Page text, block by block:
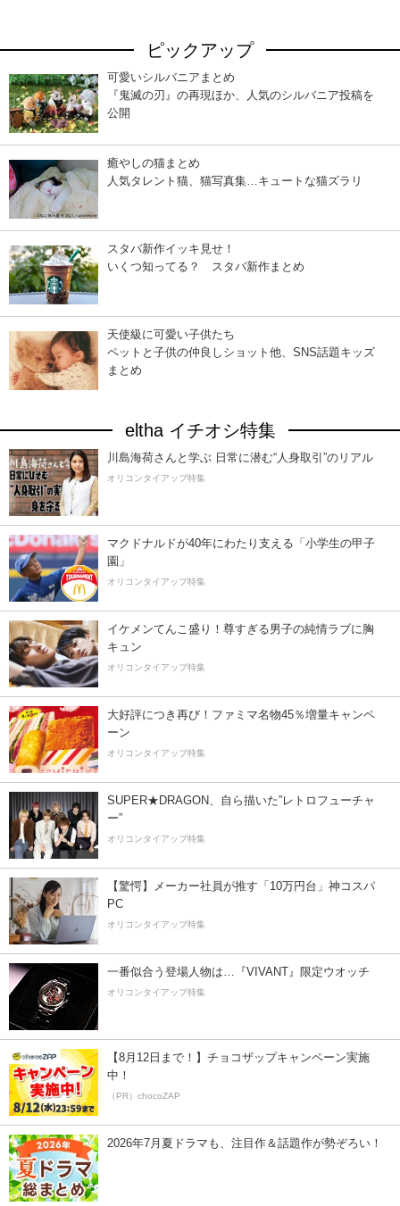
ピックアップ
可愛いシルバニアまとめ
『鬼滅の刃』の再現ほか、人気のシルバニア投稿を
公開
癒やしの猫まとめ
人気タレント猫、猫写真集…キュートな猫ズラリ
スタバ新作イッキ見せ！
いくつ知ってる？ スタバ新作まとめ
天使級に可愛い子供たち
ペットと子供の仲良しショット他、SNS話題キッズ
まとめ
eltha イチオシ特集
川島海荷さんと学ぶ 日常に潜む“人身取引”のリアル
オリコンタイアップ特集
マクドナルドが40年にわたり支える「小学生の甲子
園」
オリコンタイアップ特集
イケメンてんこ盛り！尊すぎる男子の純情ラブに胸
キュン
オリコンタイアップ特集
大好評につき再び！ファミマ名物45％増量キャンペ
ーン
オリコンタイアップ特集
SUPER★DRAGON、自ら描いた”レトロフューチャ
ー”
オリコンタイアップ特集
【驚愕】メーカー社員が推す「10万円台」神コスパ
PC
オリコンタイアップ特集
一番似合う登場人物は…『VIVANT』限定ウオッチ
オリコンタイアップ特集
【8月12日まで！】チョコザップキャンペーン実施
中！
（PR）chocoZAP
2026年7月夏ドラマも、注目作＆話題作が勢ぞろい！